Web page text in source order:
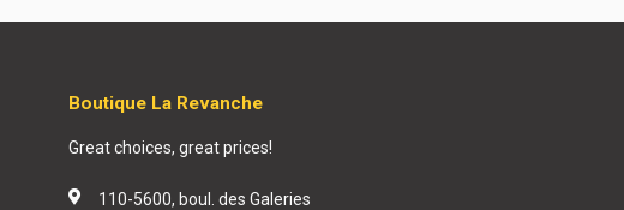
Boutique La Revanche
Great choices, great prices!
110-5600, boul. des Galeries